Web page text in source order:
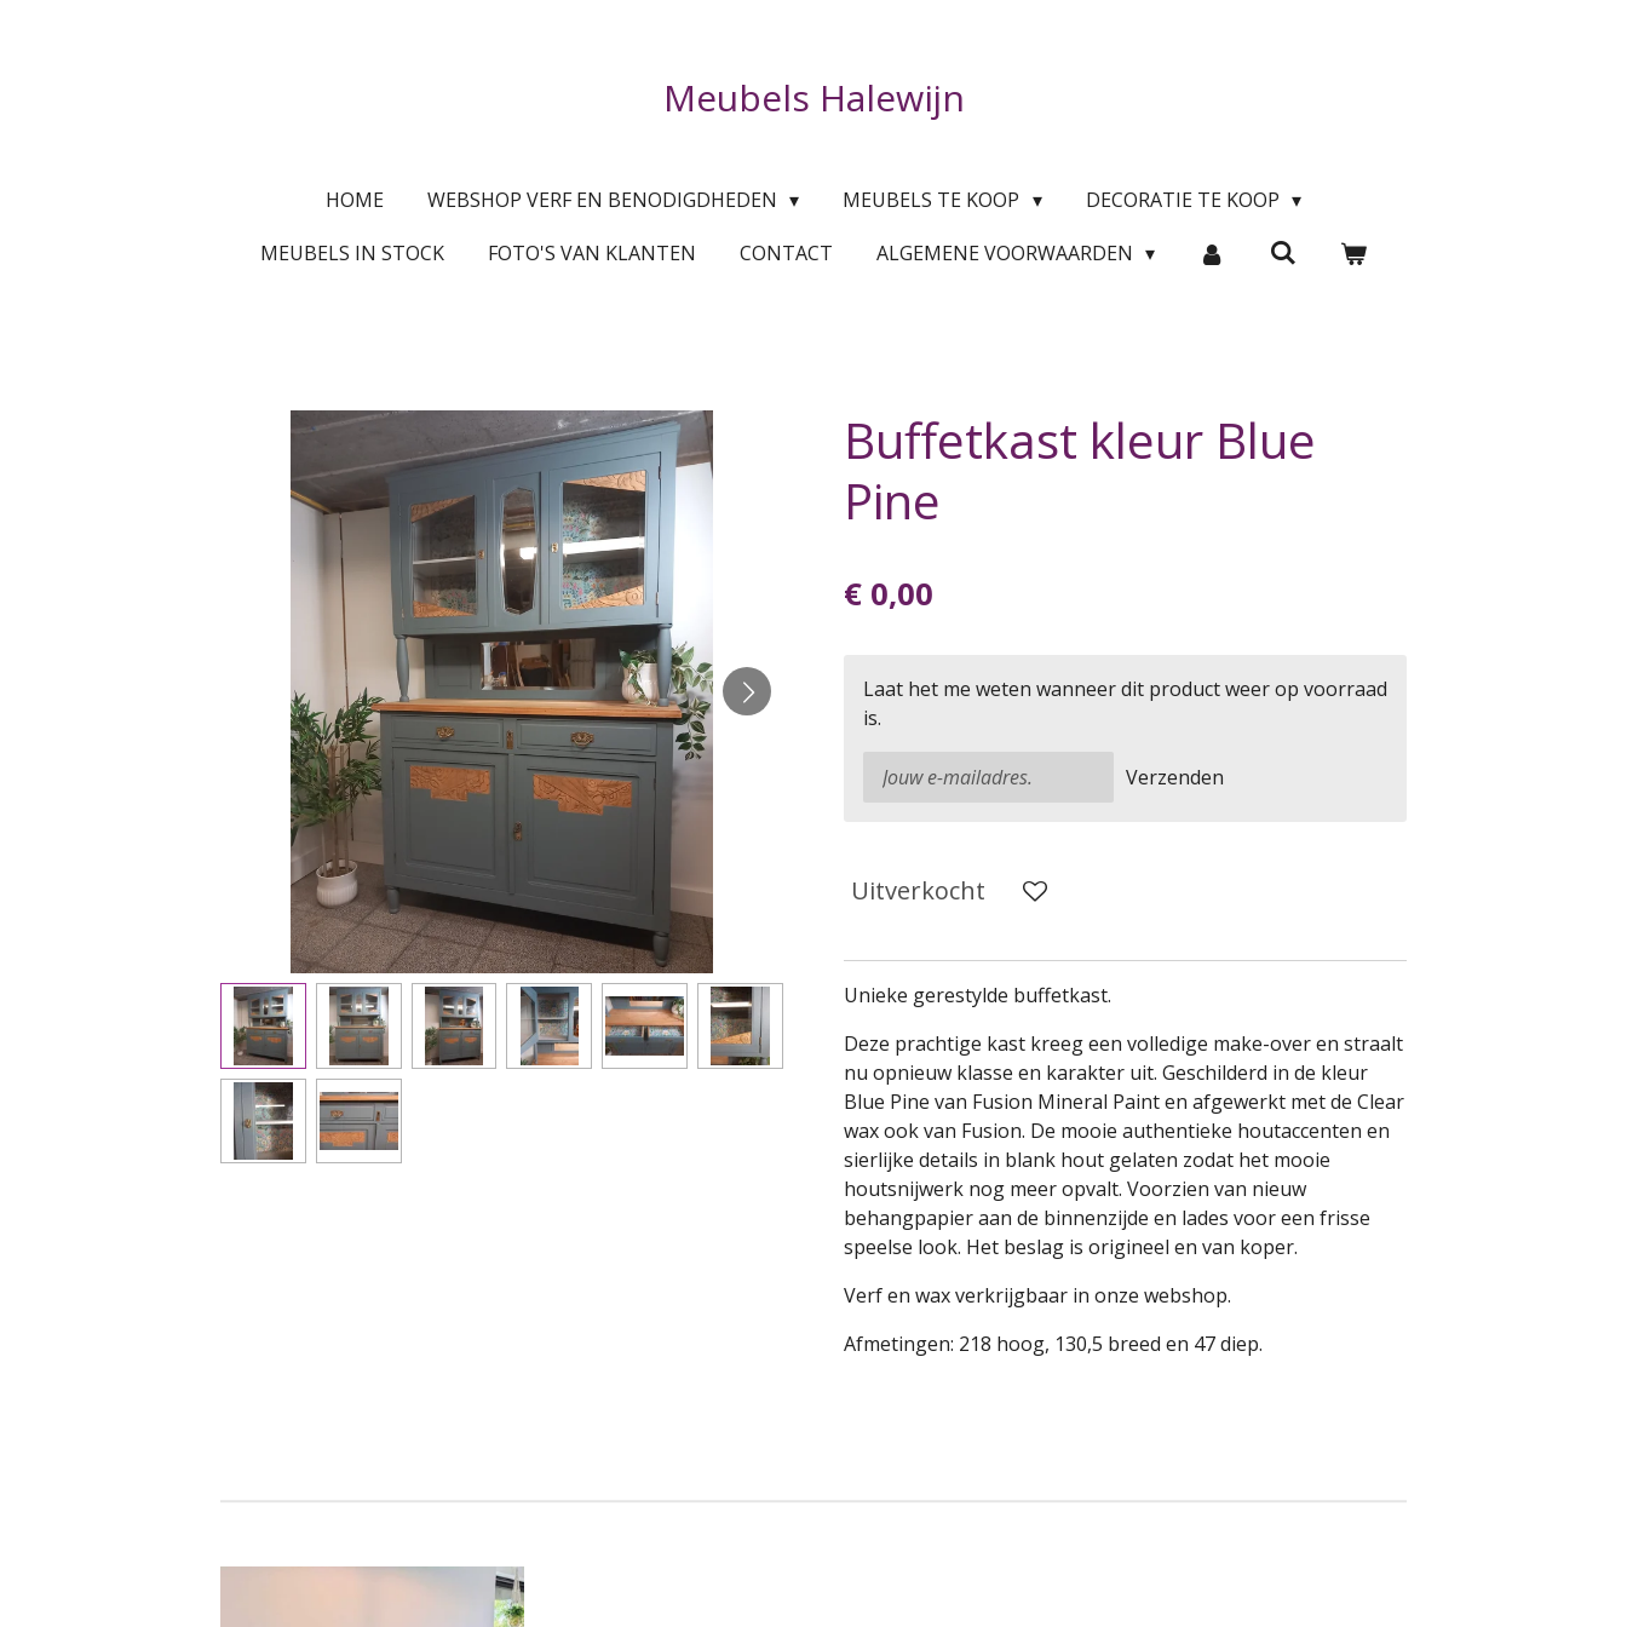
Meubels Halewijn
HOME WEBSHOP VERF EN BENODIGDHEDEN MEUBELS TE KOOP
DECORATIE TE KOOP
MEUBELS IN STOCK
FOTO'S VAN KLANTEN CONTACT ALGEMENE VOORWAARDEN
Buffetkast kleur Blue
Pine
€ 0,00
Laat het me weten wanneer dit product weer op voorraad
is.
Verzenden
Uitverkocht
Unieke gerestylde buffetkast.
Deze prachtige kast kreeg een volledige make-over en straalt
nu opnieuw klasse en karakter uit. Geschilderd in de kleur
Blue Pine van Fusion Mineral Paint en afgewerkt met de Clear
wax ook van Fusion. De mooie authentieke houtaccenten en
sierlijke details in blank hout gelaten zodat het mooie
houtsnijwerk nog meer opvalt. Voorzien van nieuw
behangpapier aan de binnenzijde en lades voor een frisse
speelse look. Het beslag is origineel en van koper.
Verf en wax verkrijgbaar in onze webshop.
Afmetingen: 218 hoog, 130,5 breed en 47 diep.